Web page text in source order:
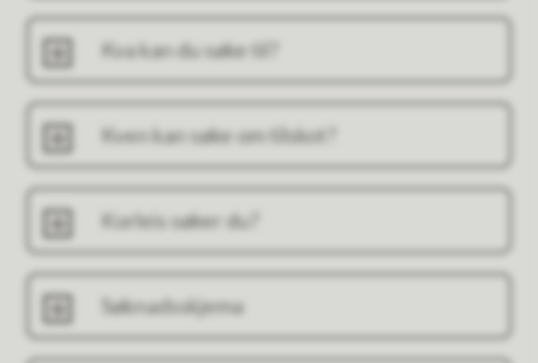
Kva kan du søke til?
Kven kan søke om tilskot?
Korleis søker du?
Søknadsskjema